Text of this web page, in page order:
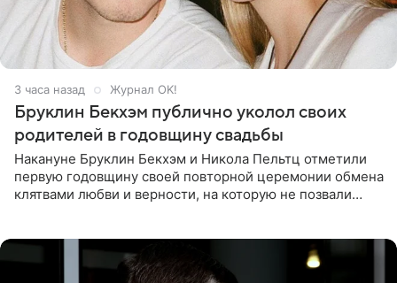
3 часа назад Журнал OK!
Бруклин Бекхэм публично уколол своих
родителей в годовщину свадьбы
Накануне Бруклин Бекхэм и Никола Пельтц отметили
первую годовщину своей повторной церемонии обмена
клятвами любви и верности, на которую не позвали